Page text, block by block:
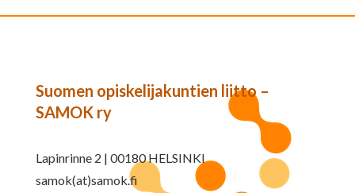
Suomen opiskelijakuntien liitto –
SAMOK ry
Lapinrinne 2 | 00180 HELSINKI
samok(at)samok.fi